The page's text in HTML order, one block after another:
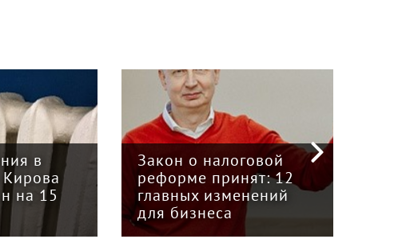
в
Кирова
на 15
Закон о налоговой
реформе принят: 12
главных изменений
для бизнеса